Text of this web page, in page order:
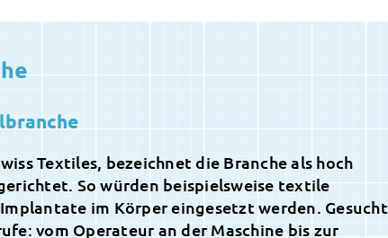
Textiles, bezeichnet die Branche als hoch
So würden beispielsweise textile
im Körper eingesetzt werden. Gesucht
vom Operateur an der Maschine bis zur